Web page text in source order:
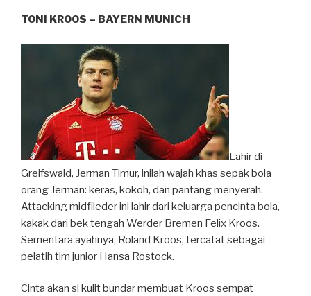
TONI KROOS – BAYERN MUNICH
Lahir di
Greifswald, Jerman Timur, inilah wajah khas sepak bola
orang Jerman: keras, kokoh, dan pantang menyerah.
Attacking midfileder ini lahir dari keluarga pencinta bola,
kakak dari bek tengah Werder Bremen Felix Kroos.
Sementara ayahnya, Roland Kroos, tercatat sebagai
pelatih tim junior Hansa Rostock.
Cinta akan si kulit bundar membuat Kroos sempat